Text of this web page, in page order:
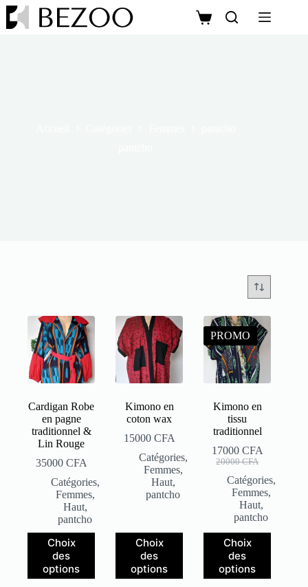
Cardigan Robe
en pagne
traditionnel &
Lin Rouge
35000 CFA
Catégories,
Femmes,
Haut,
pantcho
Choix
des
options
Kimono en
coton wax
15000 CFA
Catégories,
Femmes,
Haut,
pantcho
Choix
des
options
PROMO
Kimono en
tissu
traditionnel
20000CFA
17000 CFA
Catégories,
Femmes,
Haut,
pantcho
Choix
des
options